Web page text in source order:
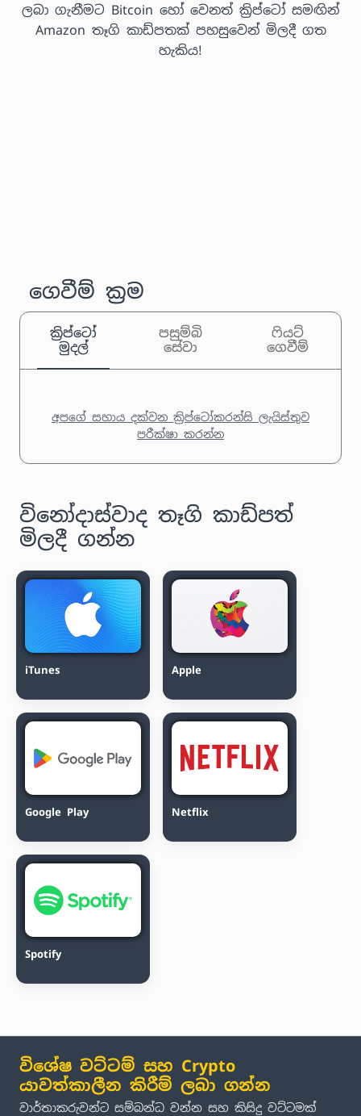
ලබා ගැනීමට Bitcoin හෝ වෙනත් ක්‍රිප්ටෝ සමඟින්
Amazon තෑගි කාඩ්පතක් පහසුවෙන් මිලදී ගත
හැකිය!
ගෙවීම් ක්‍රම
ක්‍රිප්ටෝ
මුදල්
පසුම්බි
සේවා
ෆියට්
ගෙවීම්
අපගේ සහාය දක්වන ක්‍රිප්ටෝකරන්සි ලැයිස්තුව
පරීක්ෂා කරන්න
විනෝදාස්වාද තෑගි කාඩ්පත්
මිලදී ගන්න
iTunes Apple
Google Play Netflix
Spotify
විශේෂ වට්ටම් සහ Crypto
යාවත්කාලීන කිරීම් ලබා ගන්න
වාර්තාකරුවන්ට සම්බන්ධ වන්න සහ කිසිදු වට්ටමක්